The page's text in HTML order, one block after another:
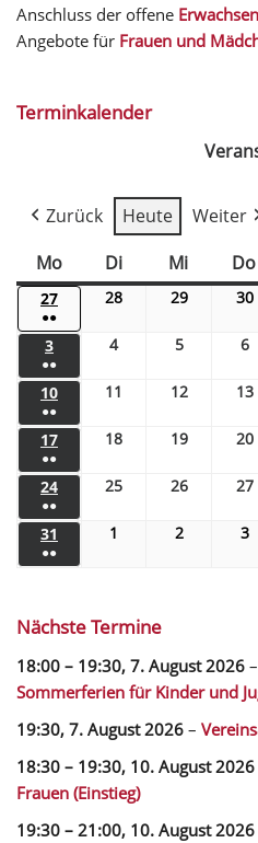
Anschluss der offene
Angebote für Frauen und
Terminkalender
Zurück Heute
Weiter
Mo
Di Mi Do
27
●●
28 29 30
3
●●
4 5 6
10
●●
11 12 13
17
●●
18 19 20
24
●●
25 26 27
31
●●
1 2 3
Nächste Termine
18:00 – 19:30, 7. August 2026 –
Sommerferien für Kinder und
19:30, 7. August 2026 –
18:30 – 19:30, 10. August 2026
Frauen (Einstieg)
19:30 – 21:00, 10. August 2026